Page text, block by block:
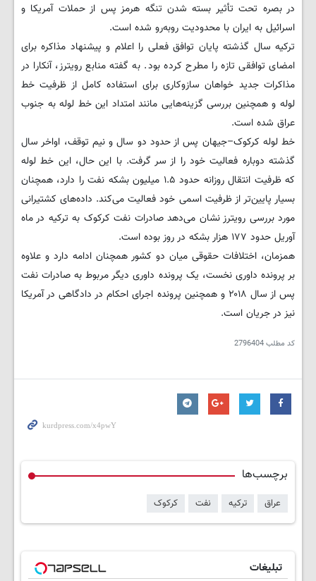
در بصره تحت تأثیر بسته شدن تنگه هرمز پس از حملات آمریکا و
اسرائیل به ایران با محدودیت روبه‌رو شده است.
ترکیه سال گذشته پایان توافق فعلی را اعلام و پیشنهاد مذاکره برای
امضای توافقی تازه را مطرح کرده بود. به گفته منابع رویترز، آنکارا در
مذاکرات جدید خواهان سازوکاری برای استفاده کامل از ظرفیت خط
لوله و همچنین بررسی گزینه‌هایی مانند امتداد این خط لوله به جنوب
عراق شده است.
خط لوله کرکوک–جیهان پس از حدود دو سال و نیم توقف، اواخر سال
گذشته دوباره فعالیت خود را از سر گرفت. با این حال، این خط لوله
که ظرفیت انتقال روزانه حدود ۱.۵ میلیون بشکه نفت را دارد، همچنان
بسیار پایین‌تر از ظرفیت اسمی خود فعالیت می‌کند. داده‌های کشتیرانی
مورد بررسی رویترز نشان می‌دهد صادرات نفت کرکوک به ترکیه در ماه
آوریل حدود ۱۷۷ هزار بشکه در روز بوده است.
همزمان، اختلافات حقوقی میان دو کشور همچنان ادامه دارد و علاوه
بر پرونده داوری نخست، یک پرونده داوری دیگر مربوط به صادرات نفت
پس از سال ۲۰۱۸ و همچنین پرونده اجرای احکام در دادگاهی در آمریکا
نیز در جریان است.
کد مطلب2796404
برچسب‌ها
عراق ترکیه نفت کرکوک
تبلیغات